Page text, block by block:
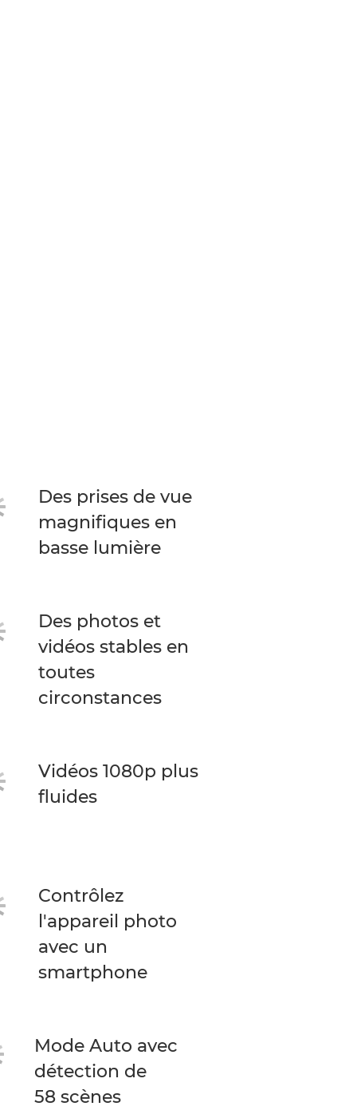
Des prises de vue
magnifiques en
basse lumière
Des photos et
vidéos stables en
toutes
circonstances
Vidéos 1080p plus
fluides
Contrôlez
l'appareil photo
avec un
smartphone
Mode Auto avec
détection de
58 scènes